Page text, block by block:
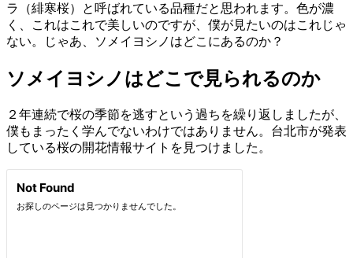
ラ（緋寒桜）と呼ばれている品種だと思われます。色が濃
く、これはこれで美しいのですが、僕が見たいのはこれじゃ
ない。じゃあ、ソメイヨシノはどこにあるのか？
ソメイヨシノはどこで見られるのか
２年連続で桜の季節を逃すという過ちを繰り返しましたが、
僕もまったく学んでないわけではありません。台北市が発表
している桜の開花情報サイトを見つけました。